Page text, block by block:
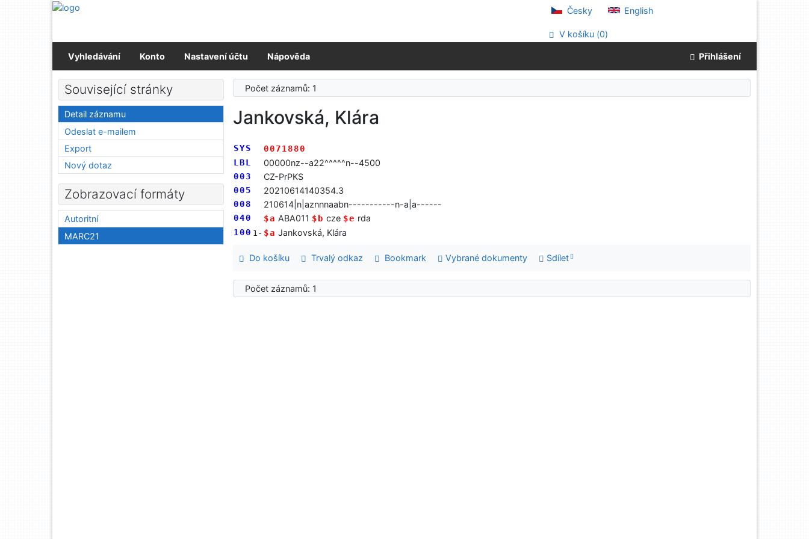
Přejít na obsah
Česky English
V košíku (0)
Vyhledávání Konto Nastavení účtu Nápověda Přihlášení
Počet záznamů: 1
Jankovská, Klára
SYS
0071880
LBL
00000nz--a22^^^^^n--4500
003 CZ-PrPKS
005 20210614140354.3
008 210614|n|aznnnaabn-----------n-a|a------
040 $a ABA011 $b cze $e rda
100 1- $a Jankovská, Klára
Do košíku Trvalý odkaz Bookmark Vybrané dokumenty Sdílet
Počet záznamů: 1
Související stránky
Detail záznamu
Odeslat e-mailem
Export
Nový dotaz
Zobrazovací formáty
Autoritní
MARC21